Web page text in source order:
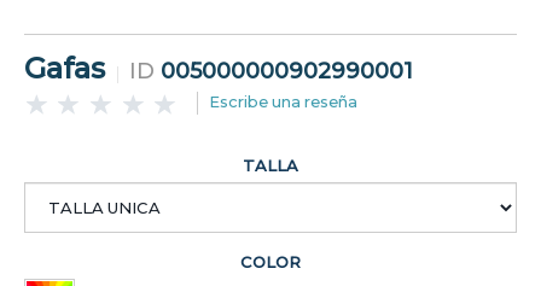
Gafas ID 005000000902990001
Escribe una reseña
TALLA
COLOR